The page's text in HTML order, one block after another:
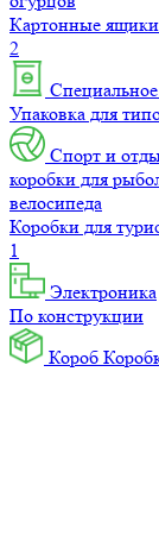
Картонные
2
Упаковка для
Спорт и
коробки для
велосипеда
Коробки для
1
Электроника
По конструкции
Короб